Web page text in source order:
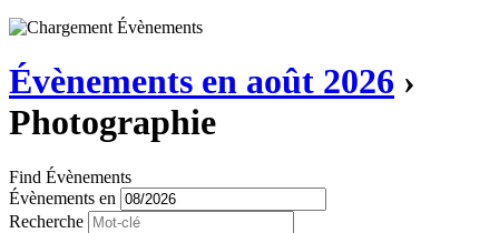
Évènements en août 2026 ›
Photographie
Find Évènements
Évènements en
Recherche